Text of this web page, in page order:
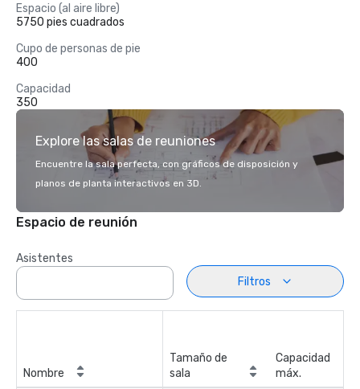
Espacio (al aire libre)
5750 pies cuadrados
Cupo de personas de pie
400
Capacidad
350
Explore las salas de reuniones
Encuentre la sala perfecta, con gráficos de disposición y
planos de planta interactivos en 3D.
Espacio de reunión
Asistentes
Filtros
Nombre
Tamaño de
sala
Capacidad
máx.